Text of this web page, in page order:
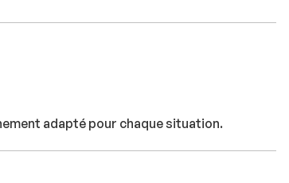
adapté pour chaque situation.